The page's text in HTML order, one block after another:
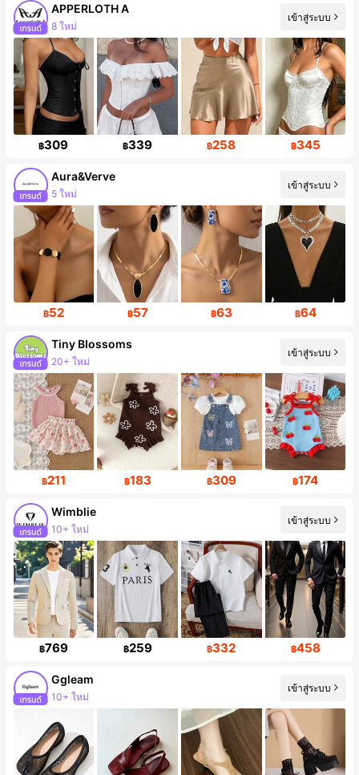
APPERLOTH A
การเพิ่มขึ้นของผู้ติดตาม 117%
เข้าสู่ระบบ
฿309 ฿339 ฿258 ฿345
Aura&Verve
การเพิ่มขึ้นของผู้ติดตาม 215%
เข้าสู่ระบบ
฿52 ฿57 ฿63 ฿64
Tiny BIossoms
การเพิ่มขึ้นของผู้ติดตาม 89%
เข้าสู่ระบบ
฿211 ฿183 ฿309 ฿174
Wimblie
การเพิ่มขึ้นของผู้ติดตาม 24%
เข้าสู่ระบบ
฿769 ฿259 ฿332 ฿458
Ggleam
การเพิ่มขึ้นของผู้ติดตาม 28%
เข้าสู่ระบบ